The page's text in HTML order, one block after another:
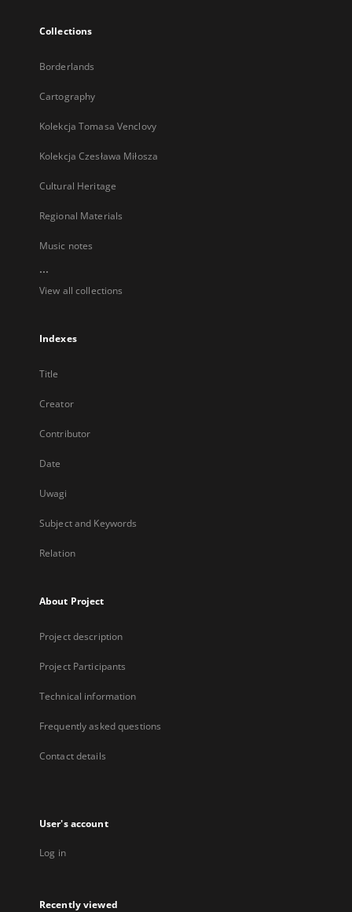
Collections
Borderlands
Cartography
Kolekcja Tomasa Venclovy
Kolekcja Czesława Miłosza
Cultural Heritage
Regional Materials
Music notes
...
View all collections
Indexes
Title
Creator
Contributor
Date
Uwagi
Subject and Keywords
Relation
About Project
Project description
Project Participants
Technical information
Frequently asked questions
Contact details
User's account
Log in
Recently viewed